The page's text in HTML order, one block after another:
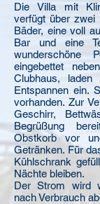
Die Villa mit
verfügt über zwei
Bäder, eine voll
Bar und eine
wunderschöne
eingebettet
Clubhaus,
Entspannen ein.
vorhanden. Zur
Geschirr,
Begrüßung
Obstkorb vor
Getränken. Für
Kühlschrank
Nächte bleiben.
Der Strom wird
nach Verbrauch